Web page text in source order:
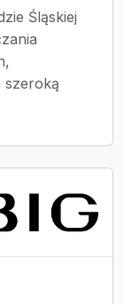
Śląskiej
szeroką